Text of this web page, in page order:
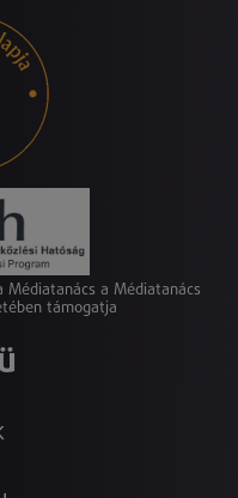
a Médiatanács
támogatja